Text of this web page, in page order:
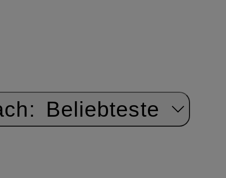
Beliebteste